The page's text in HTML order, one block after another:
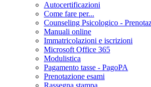
Autocertificazioni
Come fare per...
Counseling Psicologico -
Manuali online
Immatricolazioni e iscrizioni
Microsoft Office 365
Modulistica
Pagamento tasse - PagoPA
Prenotazione esami